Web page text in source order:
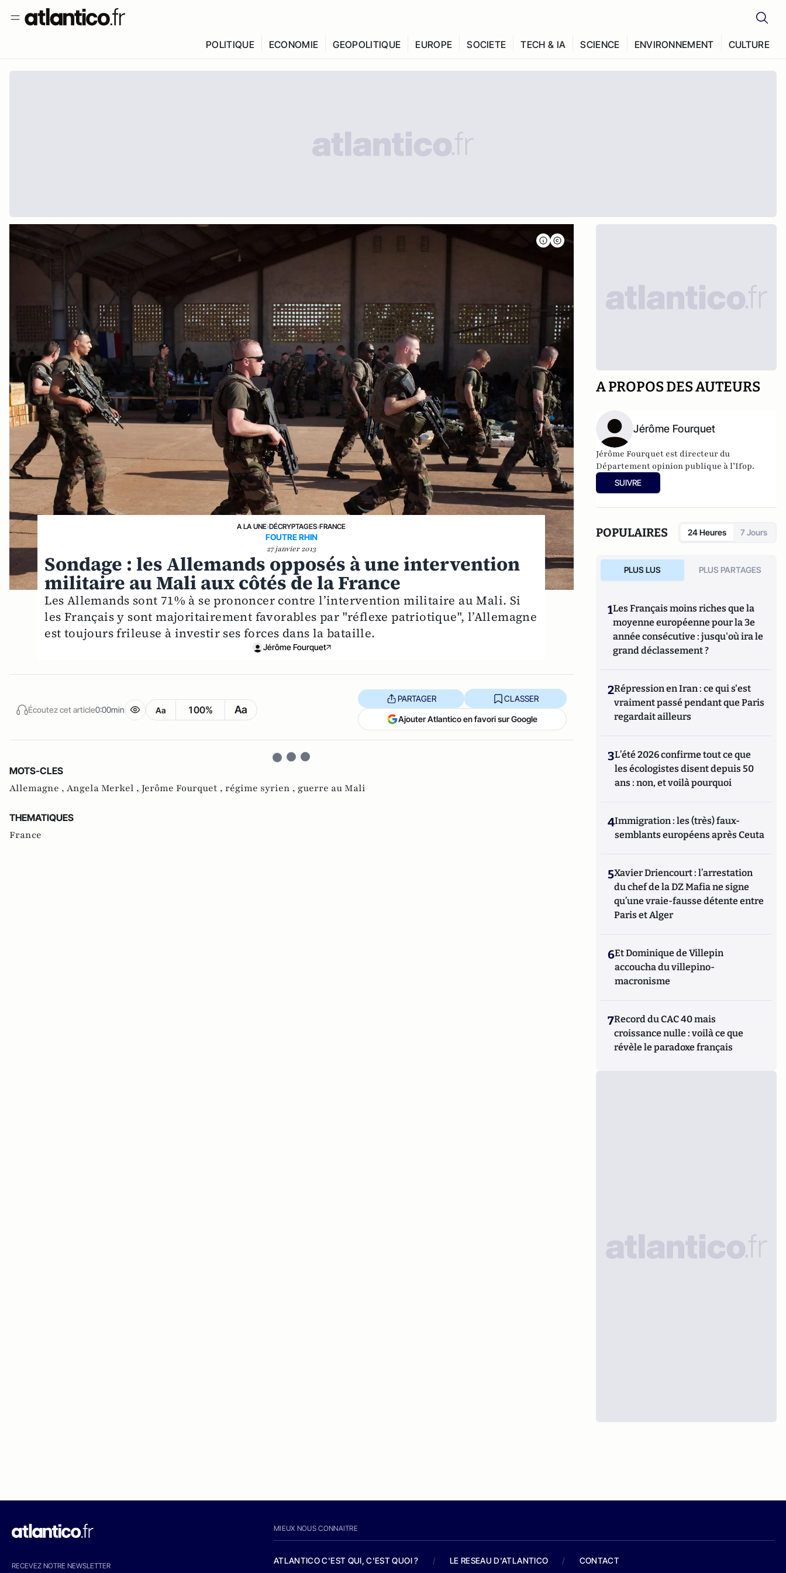
POLITIQUE ECONOMIE GEOPOLITIQUE EUROPE SOCIETE TECH & IA SCIENCE ENVIRONNEMENT CULTURE
A LA UNE›DÉCRYPTAGES›FRANCE
FOUTRE RHIN
27 janvier 2013
Sondage : les Allemands opposés à une intervention
militaire au Mali aux côtés de la France
Les Allemands sont 71% à se prononcer contre l’intervention militaire au Mali. Si
les Français y sont majoritairement favorables par "réflexe patriotique", l’Allemagne
est toujours frileuse à investir ses forces dans la bataille.
Jérôme Fourquet
Écoutez cet article0:00min Aa 100% Aa
PARTAGER CLASSER
Ajouter Atlantico en favori sur Google
MOTS-CLES
Allemagne , Angela Merkel , Jerôme Fourquet , régime syrien , guerre au Mali
THEMATIQUES
France
A PROPOS DES AUTEURS
Jérôme Fourquet
Jérôme Fourquet est directeur du
Département opinion publique à l’Ifop.
SUIVRE
POPULAIRES 24 Heures 7 Jours
PLUS LUS PLUS PARTAGES
1Les Français moins riches que la
moyenne européenne pour la 3e
année consécutive : jusqu'où ira le
grand déclassement ?
2Répression en Iran : ce qui s'est
vraiment passé pendant que Paris
regardait ailleurs
3L’été 2026 confirme tout ce que
les écologistes disent depuis 50
ans : non, et voilà pourquoi
4Immigration : les (très) faux-
semblants européens après Ceuta
5Xavier Driencourt : l’arrestation
du chef de la DZ Mafia ne signe
qu’une vraie-fausse détente entre
Paris et Alger
6Et Dominique de Villepin
accoucha du villepino-
macronisme
7Record du CAC 40 mais
croissance nulle : voilà ce que
révèle le paradoxe français
RECEVEZ NOTRE NEWSLETTER
MIEUX NOUS CONNAITRE
ATLANTICO C'EST QUI, C'EST QUOI ? / LE RESEAU D'ATLANTICO / CONTACT